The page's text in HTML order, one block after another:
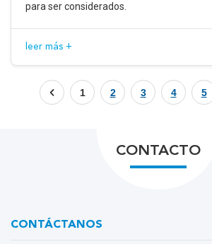
para ser considerados.
leer más +
1 2 3 4 5
CONTACTO
CONTÁCTANOS